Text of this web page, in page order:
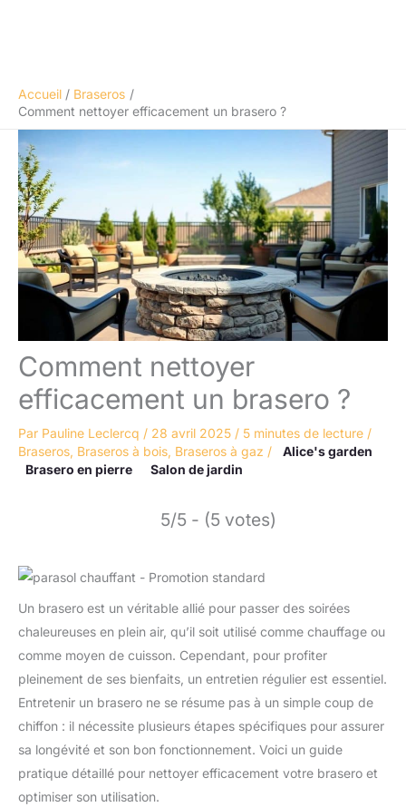
Accueil
Braseros
Comment nettoyer efficacement un brasero ?
Comment nettoyer
efficacement un brasero ?
Par Pauline Leclercq / 28 avril 2025 / 5 minutes de lecture /
Braseros, Braseros à bois, Braseros à gaz /
Alice's garden
Brasero en pierre
Salon de jardin
5/5 - (5 votes)
Un brasero est un véritable allié pour passer des soirées
chaleureuses en plein air, qu’il soit utilisé comme chauffage ou
comme moyen de cuisson. Cependant, pour profiter
pleinement de ses bienfaits, un entretien régulier est essentiel.
Entretenir un brasero ne se résume pas à un simple coup de
chiffon : il nécessite plusieurs étapes spécifiques pour assurer
sa longévité et son bon fonctionnement. Voici un guide
pratique détaillé pour nettoyer efficacement votre brasero et
optimiser son utilisation.